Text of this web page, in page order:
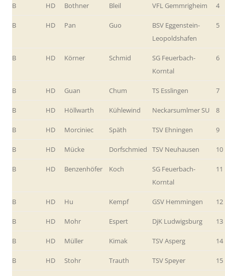
B HD Bothner Bleil VFL Gemmrigheim 4
B HD Pan Guo
BSV Eggenstein-
Leopoldshafen
5
B HD Körner Schmid
SG Feuerbach-
Korntal
6
B HD Guan Chum TS Esslingen 7
B HD Höllwarth Kühlewind Neckarsumlmer SU 8
B HD Morciniec Späth TSV Ehningen 9
B HD Mücke Dorfschmied TSV Neuhausen 10
B HD Benzenhöfer Koch
SG Feuerbach-
Korntal
11
B HD Hu Kempf GSV Hemmingen 12
B HD Mohr Espert DjK Ludwigsburg 13
B HD Müller Kimak TSV Asperg 14
B HD Stohr Trauth TSV Speyer 15